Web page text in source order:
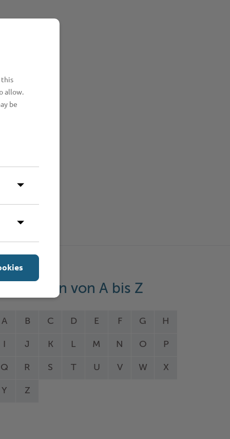
Leistungen von A bis Z
A B C D E F G H
J K L M N O P
Q R S T U V W X
Y Z
this
allow.
be